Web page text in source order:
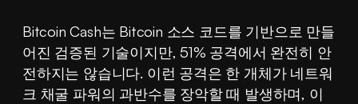
Bitcoin Cash는 Bitcoin 소스 코드를 기반으로 만들
어진 검증된 기술이지만, 51% 공격에서 완전히 안
전하지는 않습니다. 이런 공격은 한 개체가 네트워
크 채굴 파워의 과반수를 장악할 때 발생하며, 이